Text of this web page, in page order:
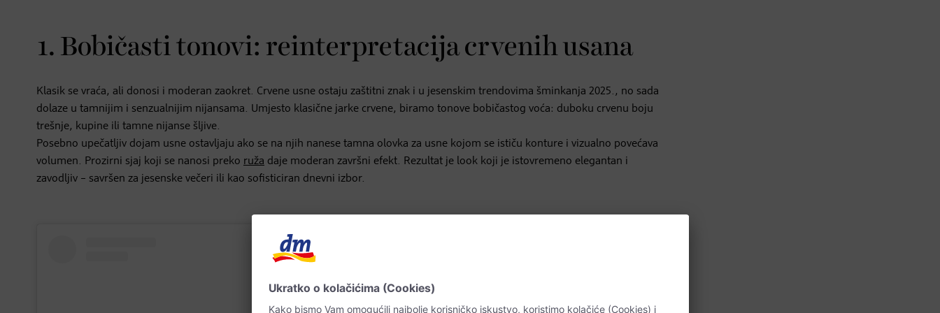
1. Bobičasti tonovi: reinterpretacija crvenih usana
Klasik se vraća, ali donosi i moderan zaokret. Crvene usne ostaju zaštitni znak i u jesenskim trendovima šminkanja 2025., no sada
dolaze u tamnijim i senzualnijim nijansama. Umjesto klasične jarke crvene, biramo tonove bobičastog voća: duboku crvenu boju
trešnje, kupine ili tamne nijanse šljive.
Posebno upečatljiv dojam usne ostavljaju ako se na njih nanese tamna olovka za usne kojom se ističu konture i vizualno povećava
volumen. Prozirni sjaj koji se nanosi preko ruža daje moderan završni efekt. Rezultat je look koji je istovremeno elegantan i
zavodljiv – savršen za jesenske večeri ili kao sofisticiran dnevni izbor.